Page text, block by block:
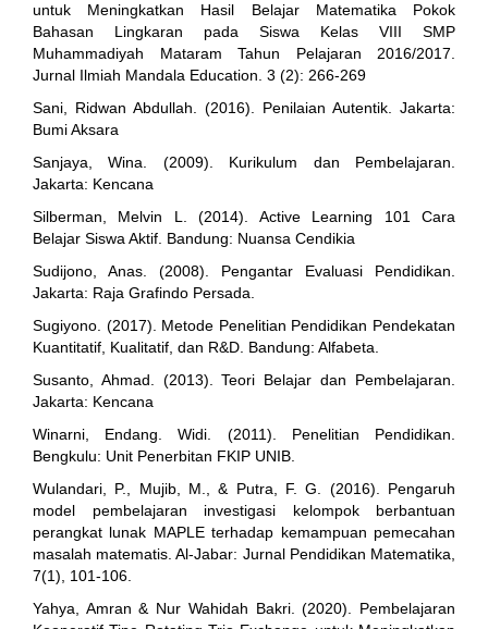
untuk Meningkatkan Hasil Belajar Matematika Pokok
Bahasan Lingkaran pada Siswa Kelas VIII SMP
Muhammadiyah Mataram Tahun Pelajaran 2016/2017.
Jurnal Ilmiah Mandala Education. 3 (2): 266-269
Sani, Ridwan Abdullah. (2016). Penilaian Autentik. Jakarta:
Bumi Aksara
Sanjaya, Wina. (2009). Kurikulum dan Pembelajaran.
Jakarta: Kencana
Silberman, Melvin L. (2014). Active Learning 101 Cara
Belajar Siswa Aktif. Bandung: Nuansa Cendikia
Sudijono, Anas. (2008). Pengantar Evaluasi Pendidikan.
Jakarta: Raja Grafindo Persada.
Sugiyono. (2017). Metode Penelitian Pendidikan Pendekatan
Kuantitatif, Kualitatif, dan R&D. Bandung: Alfabeta.
Susanto, Ahmad. (2013). Teori Belajar dan Pembelajaran.
Jakarta: Kencana
Winarni, Endang. Widi. (2011). Penelitian Pendidikan.
Bengkulu: Unit Penerbitan FKIP UNIB.
Wulandari, P., Mujib, M., & Putra, F. G. (2016). Pengaruh
model pembelajaran investigasi kelompok berbantuan
perangkat lunak MAPLE terhadap kemampuan pemecahan
masalah matematis. Al-Jabar: Jurnal Pendidikan Matematika,
7(1), 101-106.
Yahya, Amran & Nur Wahidah Bakri. (2020). Pembelajaran